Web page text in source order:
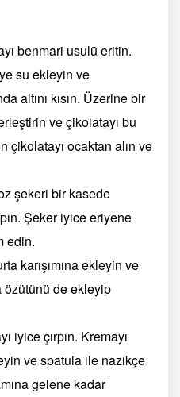
benmari usulü eritin.
su ekleyin ve
altını kısın. Üzerine bir
ve çikolatayı bu
çikolatayı ocaktan alın ve
şekeri bir kasede
Şeker iyice eriyene
edin.
karışımına ekleyin ve
özütünü de ekleyip
iyice çırpın. Kremayı
ve spatula ile nazikçe
gelene kadar